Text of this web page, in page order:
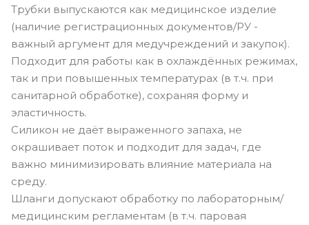
Трубки выпускаются как медицинское изделие
(наличие регистрационных документов/РУ -
важный аргумент для медучреждений и закупок).
Подходит для работы как в охлаждённых режимах,
так и при повышенных температурах (в т.ч. при
санитарной обработке), сохраняя форму и
эластичность.
Силикон не даёт выраженного запаха, не
окрашивает поток и подходит для задач, где
важно минимизировать влияние материала на
среду.
Шланги допускают обработку по лабораторным/
медицинским регламентам (в т.ч. паровая